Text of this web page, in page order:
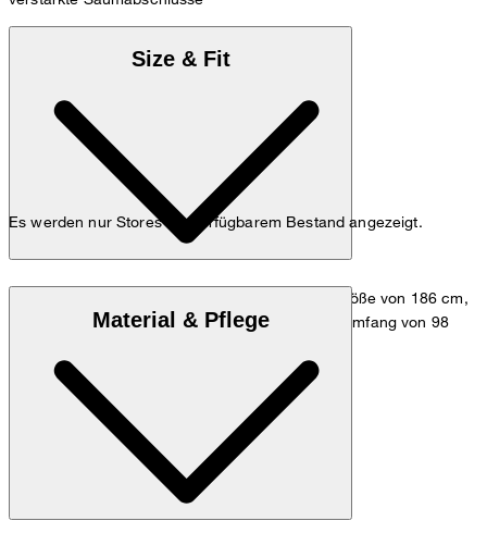
Es werden nur Stores mit verfügbarem Bestand angezeigt.
Size & Fit
Das Model trägt die Größe 48 bei einer Körpergröße von 186 cm,
einem Taillenumfang von 84 cm und einem Hüftumfang von 98
Maßtabelle
Material & Pflege